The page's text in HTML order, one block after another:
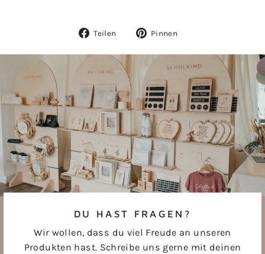
Teilen
Auf
Pinnen
DU HAST FRAGEN?
Wir wollen, dass du viel Freude an unseren
Produkten hast. Schreibe uns gerne mit deinen